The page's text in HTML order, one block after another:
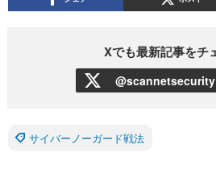
Xでも最新記事をチ
@scannetsecurity
サイバーノーガード戦法